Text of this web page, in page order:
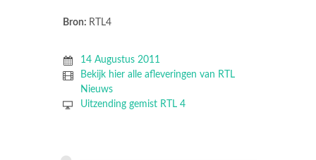
Bron: RTL4
14 Augustus 2011
Bekijk hier alle afleveringen van RTL
Nieuws
Uitzending gemist RTL 4